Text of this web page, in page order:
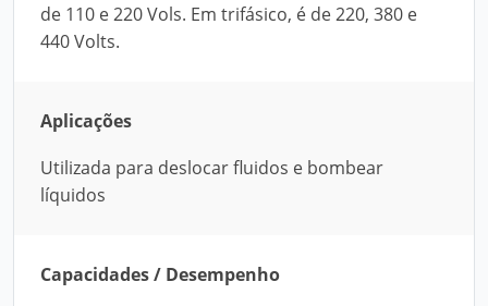
de 110 e 220 Vols. Em trifásico, é de 220, 380 e
440 Volts.
Aplicações
Utilizada para deslocar fluidos e bombear
líquidos
Capacidades / Desempenho